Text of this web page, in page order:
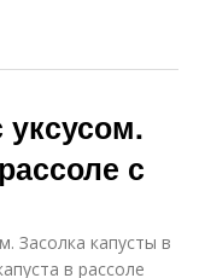
уксусом.
с
Засолка капусты в
в рассоле